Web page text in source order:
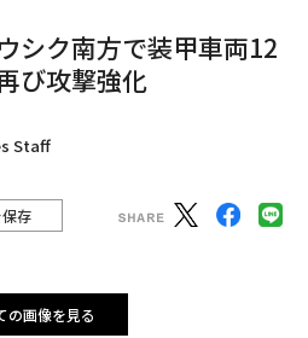
シク南方で装甲車両12
び攻撃強化
Staff
存
の画像を見る